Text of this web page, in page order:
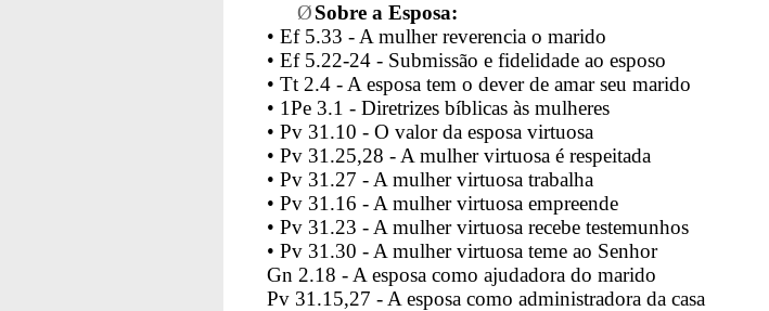
ØSobre a Esposa:
• Ef 5.33 - A mulher reverencia o marido
• Ef 5.22-24 - Submissão e fidelidade ao esposo
• Tt 2.4 - A esposa tem o dever de amar seu marido
• 1Pe 3.1 - Diretrizes bíblicas às mulheres
• Pv 31.10 - O valor da esposa virtuosa
• Pv 31.25,28 - A mulher virtuosa é respeitada
• Pv 31.27 - A mulher virtuosa trabalha
• Pv 31.16 - A mulher virtuosa empreende
• Pv 31.23 - A mulher virtuosa recebe testemunhos
• Pv 31.30 - A mulher virtuosa teme ao Senhor
Gn 2.18 - A esposa como ajudadora do marido
Pv 31.15,27 - A esposa como administradora da casa